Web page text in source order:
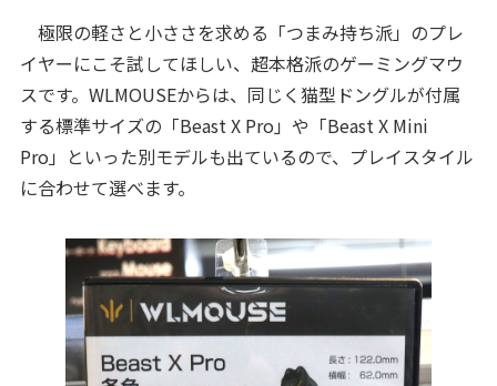
極限の軽さと小ささを求める「つまみ持ち派」のプレ
イヤーにこそ試してほしい、超本格派のゲーミングマウ
スです。WLMOUSEからは、同じく猫型ドングルが付属
する標準サイズの「Beast X Pro」や「Beast X Mini
Pro」といった別モデルも出ているので、プレイスタイル
に合わせて選べます。